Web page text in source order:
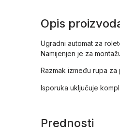
Opis
Ugradni automat za
Namijenjen je za
Razmak između rupa za
Isporuka uključuje
Prednosti